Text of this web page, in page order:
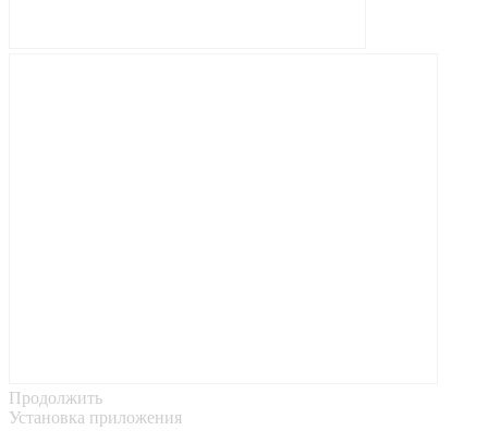
Продолжить
Установка приложения